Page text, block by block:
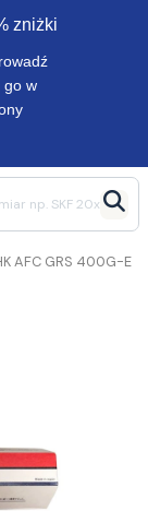
zniżki
go w
AFC GRS 400G-E